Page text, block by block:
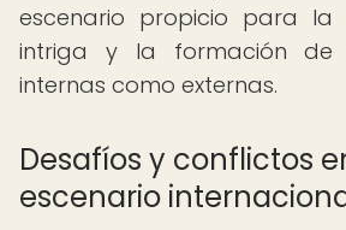
escenario propicio para la
intriga y la formación de
internas como externas.
Desafíos y conflictos
escenario